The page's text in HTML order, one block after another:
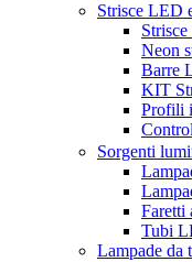
Strisce LED
Neon
Barre
KIT
Profili
Sorgenti
Faretti
Tubi
Lampade da